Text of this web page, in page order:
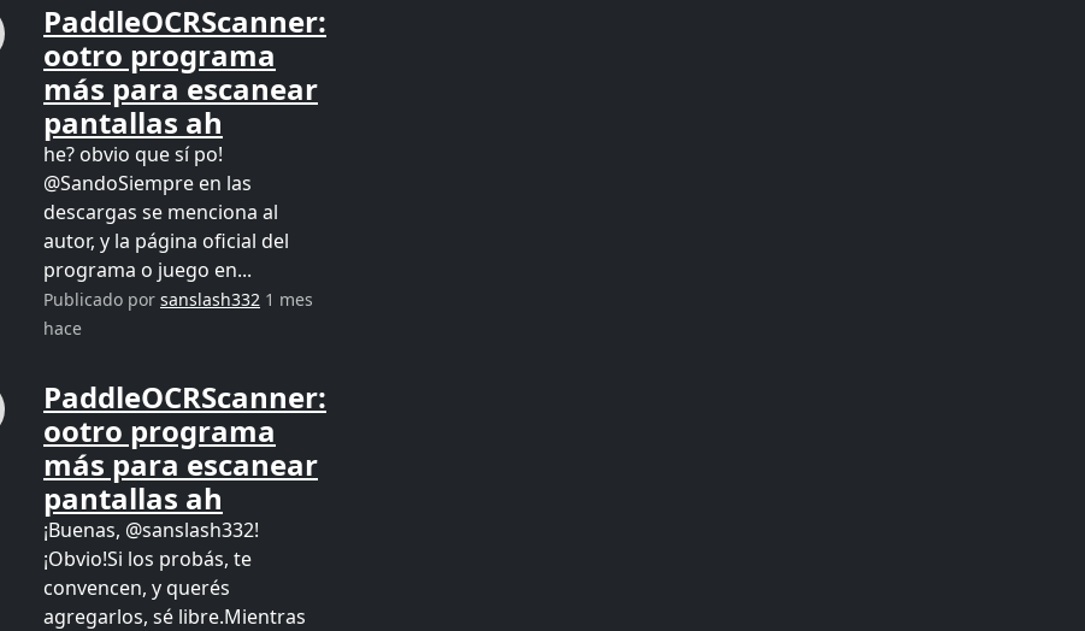
PaddleOCRScanner:
ootro programa
más para escanear
pantallas ah
he? obvio que sí po!
@SandoSiempre en las
descargas se menciona al
autor, y la página oficial del
programa o juego en...
Publicado por sanslash332 1 mes
hace
PaddleOCRScanner:
ootro programa
más para escanear
pantallas ah
¡Buenas, @sanslash332!
¡Obvio!Si los probás, te
convencen, y querés
agregarlos, sé libre.Mientras